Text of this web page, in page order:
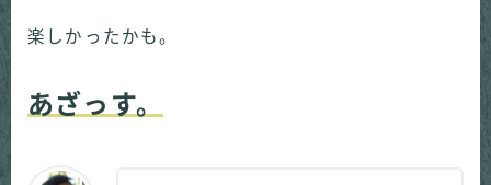
楽しかったかも。
あざっす。